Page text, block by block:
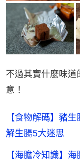
不過其實什麼味
意！
【食物解碼】豬
解生腸5大迷思
【海膽冷知識】